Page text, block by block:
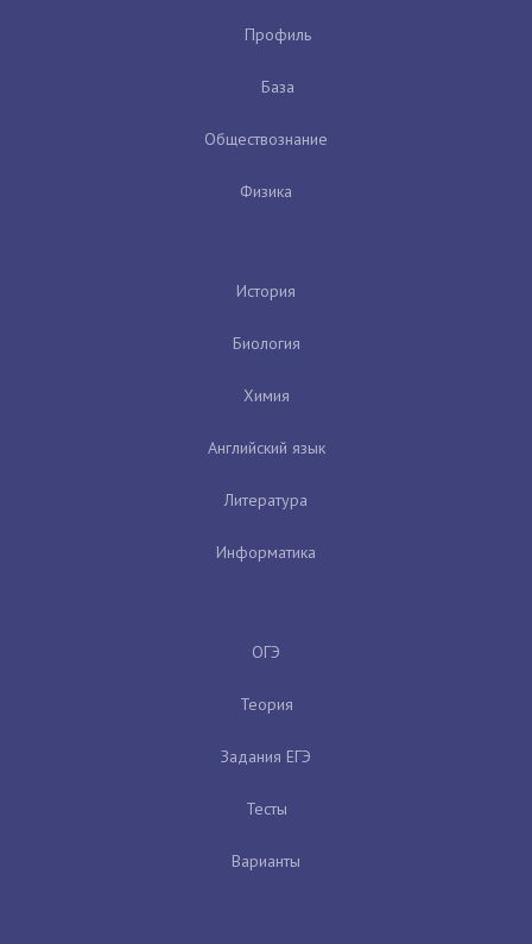
Профиль
База
Обществознание
Физика
История
Биология
Химия
Английский язык
Литература
Информатика
ОГЭ
Теория
Задания ЕГЭ
Тесты
Варианты